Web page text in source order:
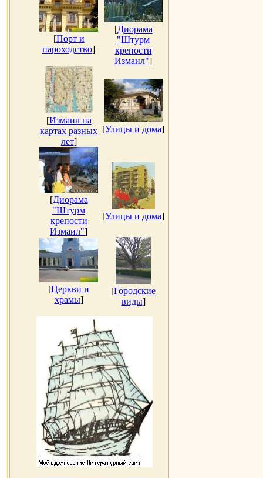
[Порт и
пароходство]
[Диорама
"Штурм
крепости
Измаил"]
[Измаил на
картах разных
лет]
[Улицы и дома]
[Диорама
"Штурм
крепости
Измаил"]
[Улицы и дома]
[Церкви и
храмы]
[Городские
виды]